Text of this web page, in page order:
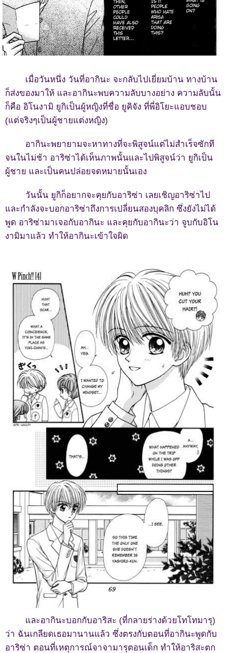
เมื่อวันหนึ่ง วันที่อากินะ จะกลับไปเยี่ยมบ้าน ทางบ้าน
ก็ส่งของมาให้ และอากินะพบความลับบางอย่าง ความลับนั้น
ก็คือ อิโนงามิ ยูกิเป็นผู้หญิงที่ชื่อ ยูคิจัง ที่พี่อิโยะแอบชอบ
(แต่จริงๆเป็นผู้ชายแต่งหญิง)
อากินะพยายามจะหาทางที่จะพิสูจน์แต่ไม่สำเร็จซักที
จนในไม่ช้า อาริซ่าได้เห็นภาพนั้นและไปพิสูจน์ว่า ยูกิเป็น
ผู้ชาย และเป็นคนปล่อยจดหมายนั้นเอง
วันนั้น ยูกิก็อยากจะคุยกับอาริซ่า เลยเชิญอาริซ่าไป
และกำลังจะบอกอาริซ่าถึงการเปลี่ยนสองบุคลิก ซึ่งยังไม่ได้
พูด อาริซ่ามาเจอกับอากินะ และคุยกับอากินะว่า จูบกับอิโน
งามิมาแล้ว ทำให้อากินะเข้าใจผิด
และอากินะบอกกับอาริสะ (ที่กลายร่างด้วยโทโทมารุ)
ว่า ฉันเกลียดเธอมานานแล้ว ซึ่งตรงกับตอนที่อากินะพูดกับ
อาริซ่า ตอนที่เหตุการณ์จาจามารุตอนเด็ก ทำให้อาริสะตก